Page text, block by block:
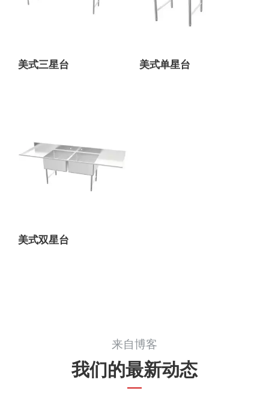
美式三星台 美式单星台
美式双星台
来自博客
我们的最新动态